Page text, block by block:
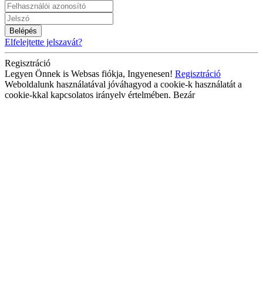
Belépés
Elfelejtette jelszavát?
Regisztráció
Legyen Önnek is Websas fiókja, Ingyenesen! Regisztráció
Weboldalunk használatával jóváhagyod a cookie-k használatát a
cookie-kkal kapcsolatos irányelv értelmében. Bezár